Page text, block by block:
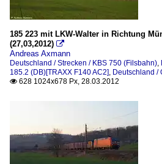
185 223 mit LKW-Walter in Richtung
(27,03,2012) 
Andreas Axmann
Deutschland / Strecken / KBS 750 (Filsbahn),
185.2 (DB)[TRAXX F140 AC2], Deutschland /
 628 1024x678 Px, 28.03.2012